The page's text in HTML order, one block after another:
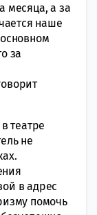
месяца, а за
наше
за
театре
не
в адрес
помочь